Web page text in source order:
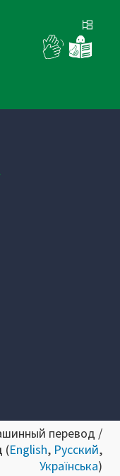
перевод /
(English, Русский,
Українська)